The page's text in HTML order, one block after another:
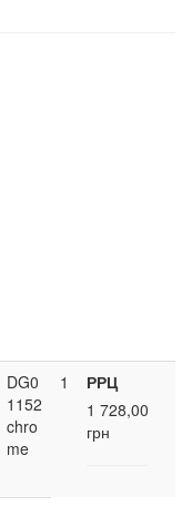
DG0
1152
chro
me
1
РРЦ
1 728,00
грн